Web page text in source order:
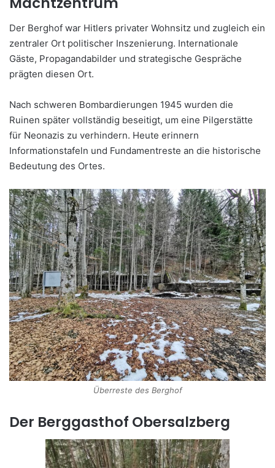
Der Berghof war Hitlers privater Wohnsitz und zugleich ein
zentraler Ort politischer Inszenierung. Internationale
Gäste, Propagandabilder und strategische Gespräche
prägten diesen Ort.
Nach schweren Bombardierungen 1945 wurden die
Ruinen später vollständig beseitigt, um eine Pilgerstätte
für Neonazis zu verhindern. Heute erinnern
Informationstafeln und Fundamentreste an die historische
Bedeutung des Ortes.
Überreste des Berghof
Der Berggasthof Obersalzberg